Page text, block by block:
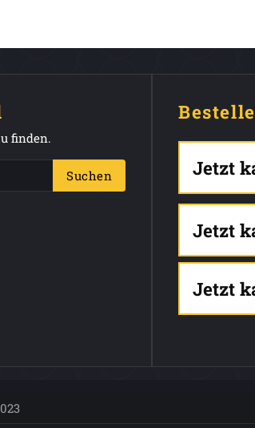
finden.
Suchen Jetzt
Jetzt
Jetzt